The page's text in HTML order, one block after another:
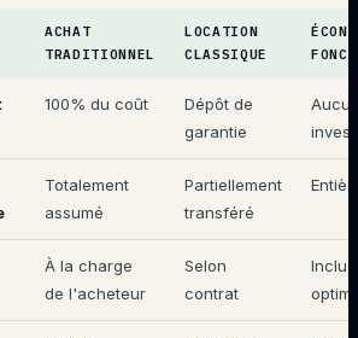
ACHAT
TRADITIONNEL
LOCATION
CLASSIQUE
100% du coût
Dépôt de
garantie
Totalement
assumé
Partiellement
transféré
À la charge
de l'acheteur
Selon
contrat